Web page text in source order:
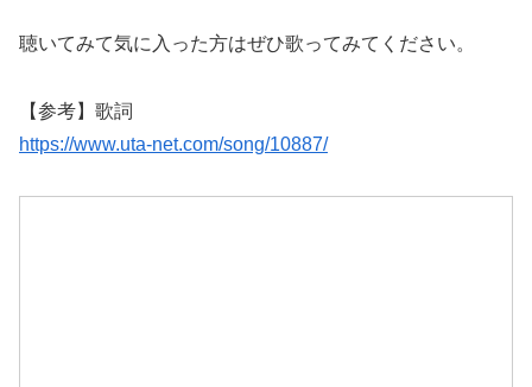
聴いてみて気に入った方はぜひ歌ってみてください。
【参考】歌詞
https://www.uta-net.com/song/10887/